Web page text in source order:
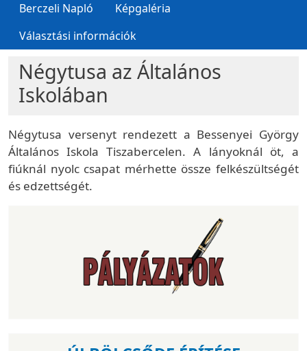
Berczeli Napló
Képgaléria
Választási információk
Négytusa az Általános
Iskolában
Négytusa versenyt rendezett a Bessenyei György
Általános Iskola Tiszabercelen. A lányoknál öt, a
fiúknál nyolc csapat mérhette össze felkészültségét
és edzettségét.